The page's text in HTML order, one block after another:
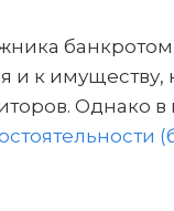
и к
Однако